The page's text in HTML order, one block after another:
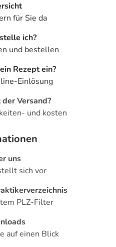
für Sie da
ich?
und bestellen
Rezept ein?
Einlösung
Versand?
und kosten
uns
sich vor
PLZ-Filter
auf einen Blick